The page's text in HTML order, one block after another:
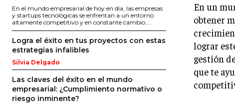
En el mundo empresarial de hoy en día, las empresas
y startups tecnológicas se enfrentan a un entorno
altamente competitivo y en constante cambio....
Logra el éxito en tus proyectos con estas
estrategias infalibles
Silvia Delgado
Las claves del éxito en el mundo
empresarial: ¿Cumplimiento normativo o
riesgo inminente?
En un
obtener
lograr
gestión
que te